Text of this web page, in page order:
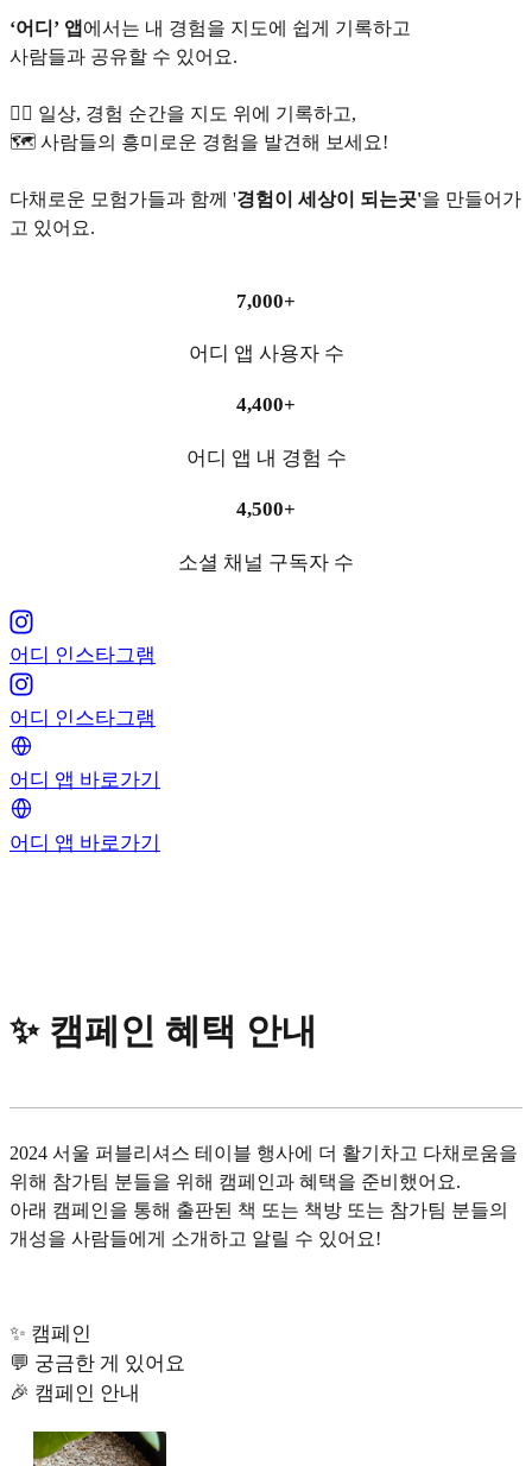
‘어디’ 앱 에서는 내 경험을 지도에 쉽게 기록하고
사람들과 공유할 수 있어요.
✍🏻 일상, 경험 순간을 지도 위에 기록하고,
🗺️ 사람들의 흥미로운 경험을 발견해 보세요!
다채로운 모험가들과 함께 '경험이 세상이 되는곳'을 만들어가
고 있어요.
7,000+
어디 앱 사용자 수
4,400+
어디 앱 내 경험 수
4,500+
소셜 채널 구독자 수
어디 인스타그램
어디 인스타그램
어디 앱 바로가기
어디 앱 바로가기
✨ 캠페인 혜택 안내
2024 서울 퍼블리셔스 테이블 행사에 더 활기차고 다채로움을
위해 참가팀 분들을 위해 캠페인과 혜택을 준비했어요.
아래 캠페인을 통해 출판된 책 또는 책방 또는 참가팀 분들의
개성을 사람들에게 소개하고 알릴 수 있어요!
✨ 캠페인
💬 궁금한 게 있어요
🎉 캠페인 안내